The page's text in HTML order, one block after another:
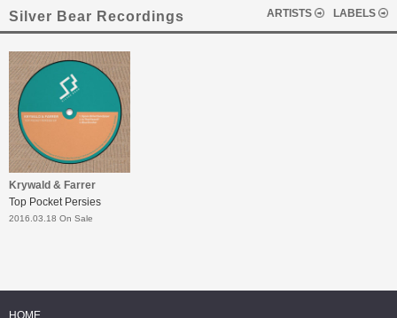
Silver Bear Recordings ARTISTS LABELS
Krywald & Farrer
Top Pocket Persies
2016.03.18 On Sale
HOME